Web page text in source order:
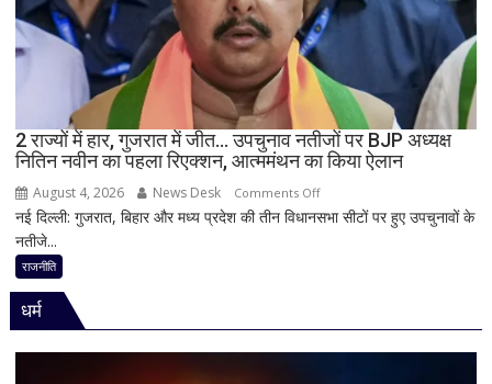
का
बड़ा
बयान,
बोले-
SIT
जांच
में
मिली
2 राज्यों में हार, गुजरात में जीत… उपचुनाव नतीजों पर BJP अध्यक्ष
नितिन नवीन का पहला रिएक्शन, आत्ममंथन का किया ऐलान
August 4, 2026 News Desk Comments Offon
2
नई दिल्ली: गुजरात, बिहार और मध्य प्रदेश की तीन विधानसभा सीटों पर हुए उपचुनावों के
नतीजे...
राजनीति
धर्म